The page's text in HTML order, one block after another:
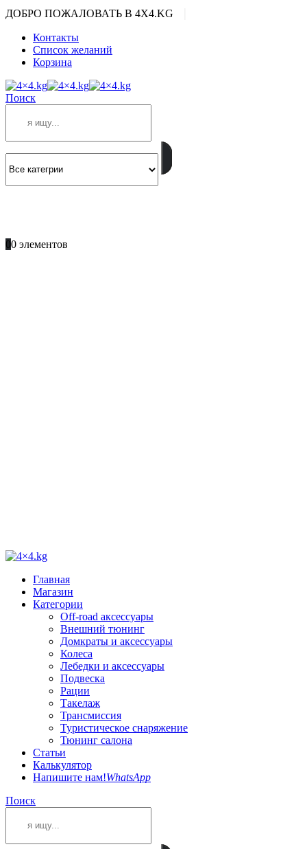
ДОБРО ПОЖАЛОВАТЬ В 4X4.KG
Контакты
Список желаний
Корзина
Поиск
00 элементов
Главная
Магазин
Категории
Off-road аксессуары
Внешний тюнинг
Домкраты и аксессуары
Колеса
Лебедки и аксессуары
Подвеска
Рации
Такелаж
Трансмиссия
Туристическое снаряжение
Тюнинг салона
Статьи
Калькулятор
Напишите нам!WhatsApp
Поиск